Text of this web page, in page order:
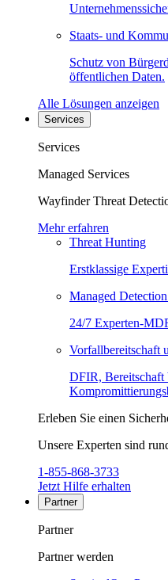
Staats- und
Schutz von
öffentlichen Daten.
Alle Lösungen anzeigen
Services
Services
Managed Services
Wayfinder Threat
Mehr erfahren
Threat Hunting
Erstklassige
Managed
24/7 Experten-
Vorfallbereitschaft
DFIR, Bereitschaft
Erleben Sie einen
Unsere Experten sind
1-855-868-3733
Jetzt Hilfe erhalten
Partner
Partner
Partner werden